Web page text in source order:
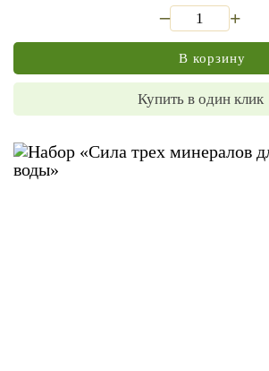
+
В корзину
Купить в один клик